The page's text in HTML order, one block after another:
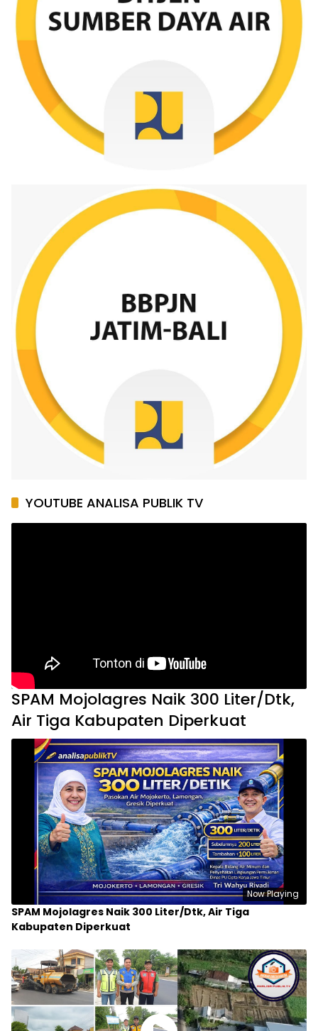
YOUTUBE ANALISA PUBLIK TV
SPAM Mojolagres Naik 300 Liter/Dtk,
Air Tiga Kabupaten Diperkuat
Now Playing
SPAM Mojolagres Naik 300 Liter/Dtk, Air Tiga
Kabupaten Diperkuat